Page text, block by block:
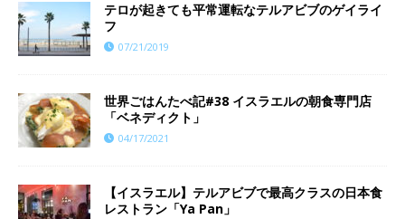
テロが起きても平常運転なテルアビブのゲイライ
フ
07/21/2019
世界ごはんたべ記#38 イスラエルの朝食専門店
「ベネディクト」
04/17/2021
【イスラエル】テルアビブで最高クラスの日本食
レストラン「Ya Pan」